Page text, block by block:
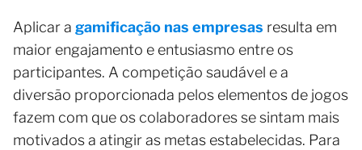
Aplicar a gamificação nas empresas resulta em
maior engajamento e entusiasmo entre os
participantes. A competição saudável e a
diversão proporcionada pelos elementos de jogos
fazem com que os colaboradores se sintam mais
motivados a atingir as metas estabelecidas. Para